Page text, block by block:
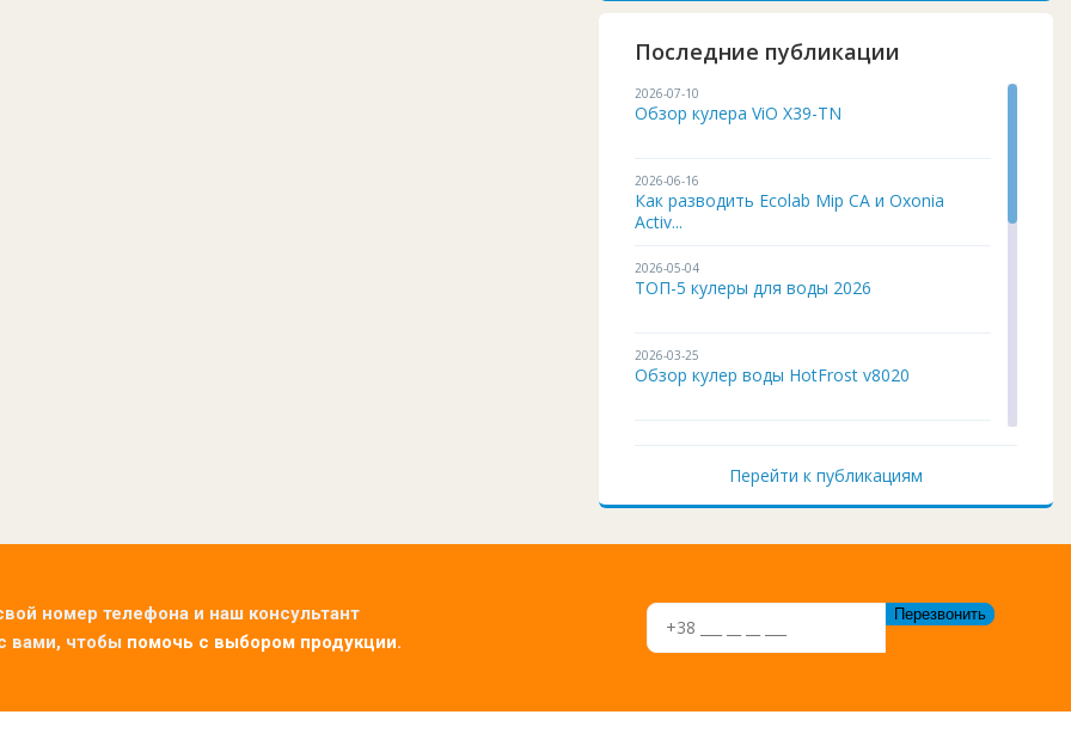
Последние публикации
2026-07-10
Обзор кулера ViO X39-TN
2026-06-16
Как разводить Ecolab Mip CA и Oxonia
Activ...
2026-05-04
ТОП-5 кулеры для воды 2026
2026-03-25
Обзор кулер воды HotFrost v8020
Чистка и дезинфекция кулера для воды
2026-01-05
Кулер воды не работает, не греет и не
охла...
Перейти к публикациям
номер телефона и наш консультант
вами, чтобы помочь с выбором продукции.